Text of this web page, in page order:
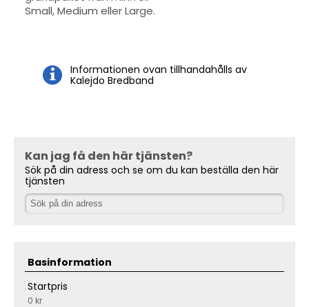
Small, Medium eller Large.
Informationen ovan tillhandahålls av
Kalejdo Bredband
Kan jag få den här tjänsten?
Sök på din adress och se om du kan beställa den här
tjänsten
Basinformation
Startpris
0 kr